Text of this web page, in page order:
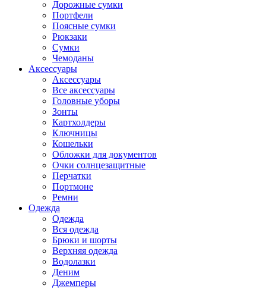
Дорожные сумки
Портфели
Поясные сумки
Рюкзаки
Сумки
Чемоданы
Аксессуары
Аксессуары
Все аксессуары
Головные уборы
Зонты
Картхолдеры
Ключницы
Кошельки
Обложки для документов
Очки солнцезащитные
Перчатки
Портмоне
Ремни
Одежда
Одежда
Вся одежда
Брюки и шорты
Верхняя одежда
Водолазки
Деним
Джемперы